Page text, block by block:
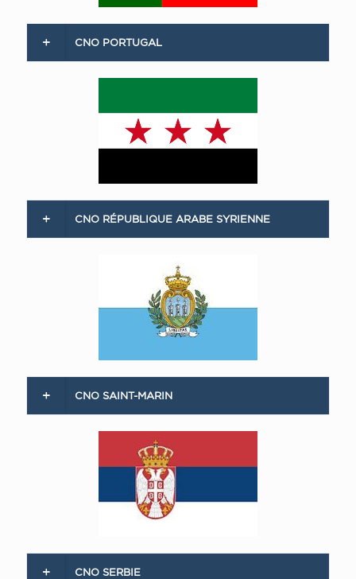
CNO PORTUGAL
CNO RÉPUBLIQUE ARABE SYRIENNE
CNO SAINT-MARIN
CNO SERBIE